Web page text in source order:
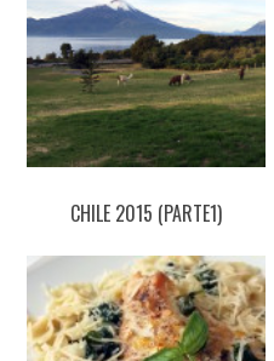
CHILE 2015 (PARTE1)